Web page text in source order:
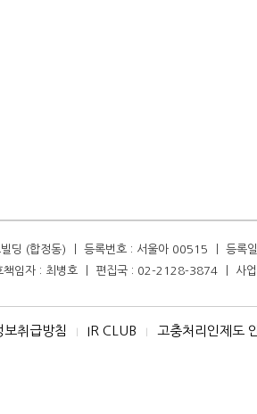
딩 (합정동) ㅣ 등록번호 : 서울아 00515 ㅣ 등록
책임자 : 최병호 ㅣ 편집국 : 02-2128-3874 ㅣ
보취급방침 I IR CLUB I 고충처리인제도